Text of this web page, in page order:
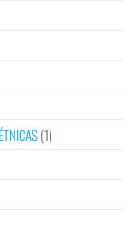
(1)